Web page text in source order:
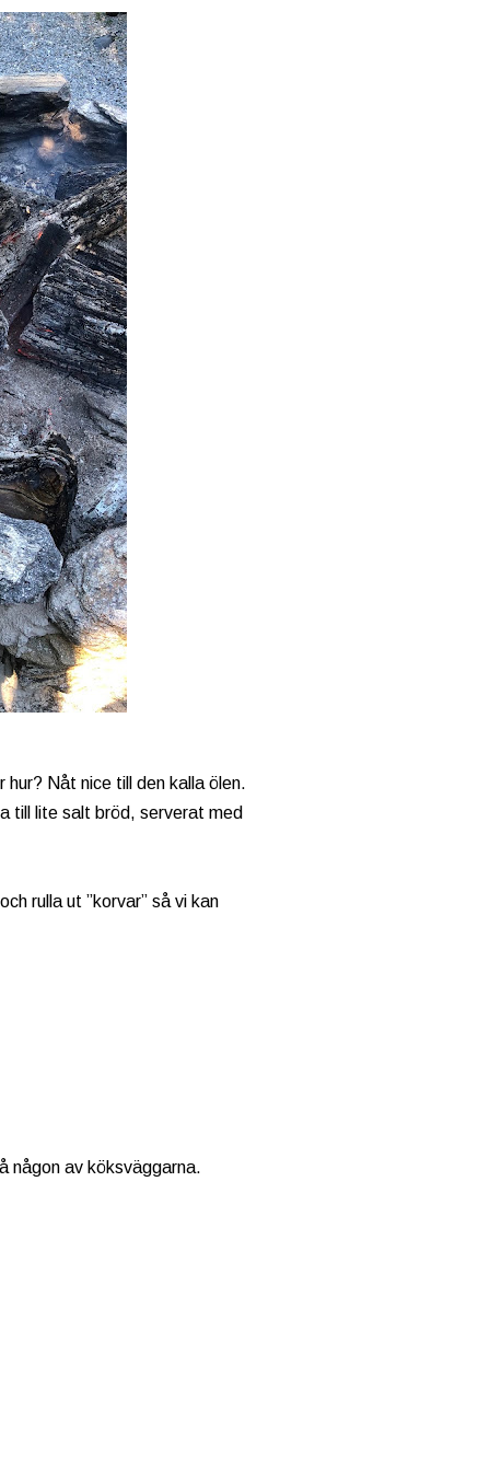
Nåt nice till den kalla ölen.
till lite salt bröd, serverat med
rulla ut ”korvar” så vi kan
någon av köksväggarna.